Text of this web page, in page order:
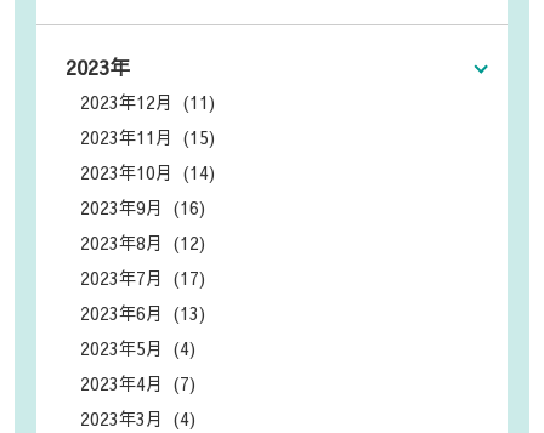
2023年
2023年12月 (11)
2023年11月 (15)
2023年10月 (14)
2023年9月 (16)
2023年8月 (12)
2023年7月 (17)
2023年6月 (13)
2023年5月 (4)
2023年4月 (7)
2023年3月 (4)